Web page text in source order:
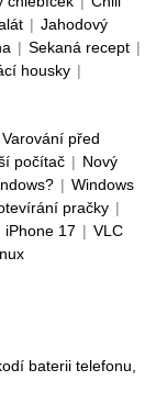
| Jahodový
| Sekaná recept |
housky |
Varování před
počítač | Nový
| Windows
pračky |
iPhone 17 | VLC
baterii telefonu,